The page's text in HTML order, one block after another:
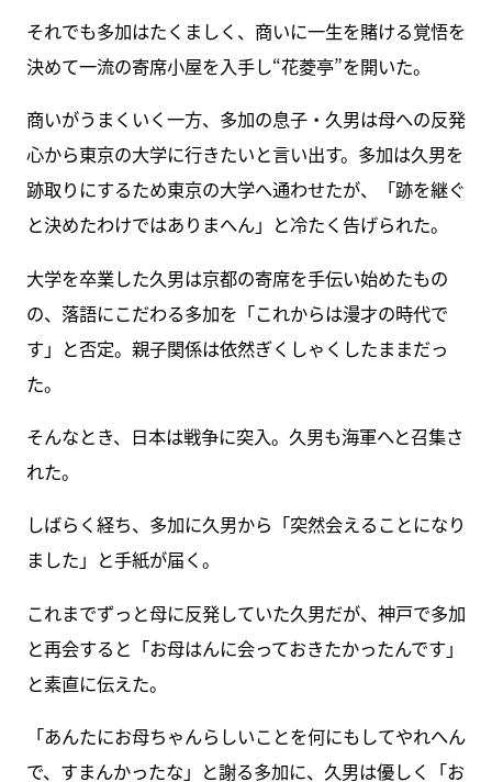
それでも多加はたくましく、商いに一生を賭ける覚悟を
決めて一流の寄席小屋を入手し“花菱亭”を開いた。
商いがうまくいく一方、多加の息子・久男は母への反発
心から東京の大学に行きたいと言い出す。多加は久男を
跡取りにするため東京の大学へ通わせたが、「跡を継ぐ
と決めたわけではありまへん」と冷たく告げられた。
大学を卒業した久男は京都の寄席を手伝い始めたもの
の、落語にこだわる多加を「これからは漫才の時代で
す」と否定。親子関係は依然ぎくしゃくしたままだっ
た。
そんなとき、日本は戦争に突入。久男も海軍へと召集さ
れた。
しばらく経ち、多加に久男から「突然会えることになり
ました」と手紙が届く。
これまでずっと母に反発していた久男だが、神戸で多加
と再会すると「お母はんに会っておきたかったんです」
と素直に伝えた。
「あんたにお母ちゃんらしいことを何にもしてやれへん
で、すまんかったな」と謝る多加に、久男は優しく「お